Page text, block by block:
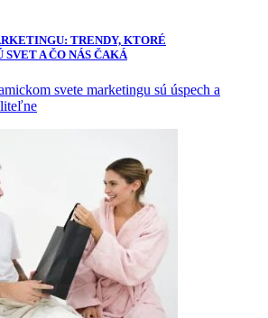
TRENDY, KTORÉ
SVET A ČO NÁS ČAKÁ
svete marketingu sú úspech a